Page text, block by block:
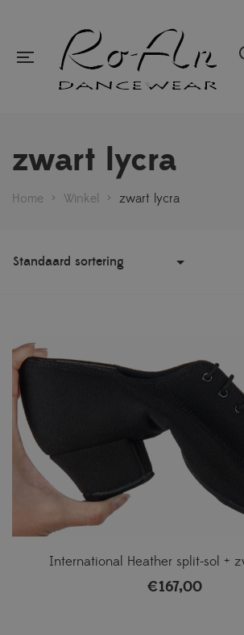
zwart lycra
Home > Winkel > zwart lycra
International Heather split-sol +
€167,00